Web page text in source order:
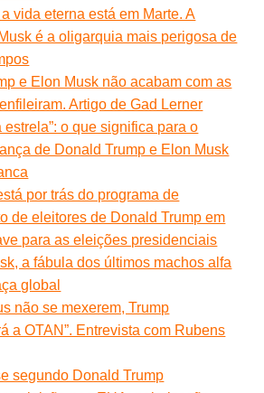
vida eterna está em Marte. A
é a oligarquia mais perigosa de
e Elon Musk não acabam com as
Artigo de Gad Lerner
estrela”: o que significa para o
de Donald Trump e Elon Musk
por trás do programa de
de eleitores de Donald Trump em
para as eleições presidenciais
a fábula dos últimos machos alfa
global
não se mexerem, Trump
a OTAN”. Entrevista com Rubens
segundo Donald Trump